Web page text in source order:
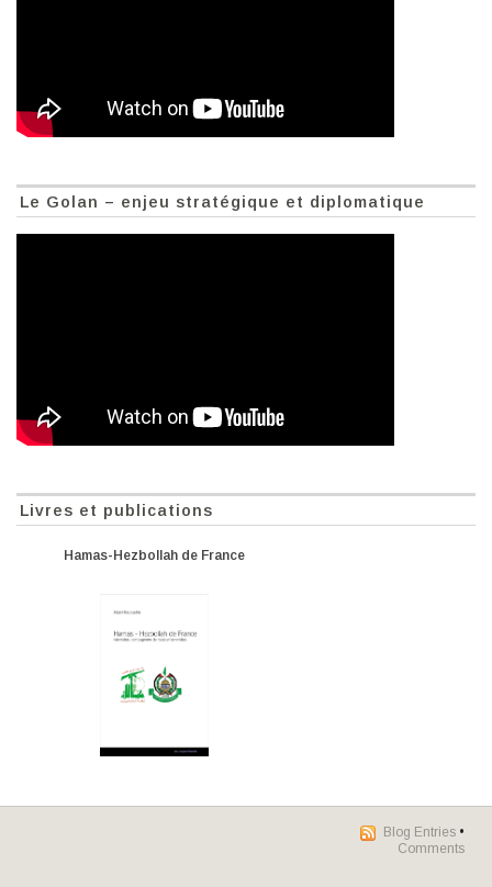
Le Golan – enjeu stratégique et diplomatique
Livres et publications
Hamas-Hezbollah de France
Blog Entries •
Comments